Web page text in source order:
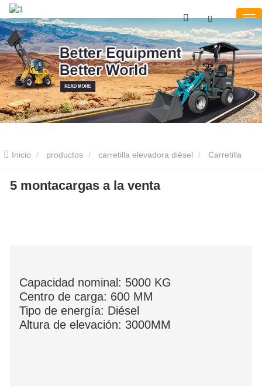
Inicio productos carretilla elevadora diésel Carretilla
elevadora diésel 5T 5 montacargas a la venta
5 montacargas a la venta
Capacidad nominal: 5000 KG
Centro de carga: 600 MM
Tipo de energía: Diésel
Altura de elevación: 3000MM